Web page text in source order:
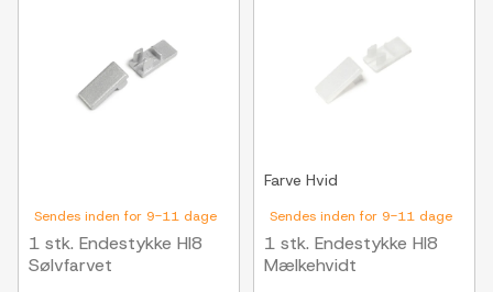
Sendes inden for 9-11 dage
1 stk. Endestykke HI8
Sølvfarvet
Sendes inden for 9-11 dage
Farve Hvid
1 stk. Endestykke HI8
Mælkehvidt